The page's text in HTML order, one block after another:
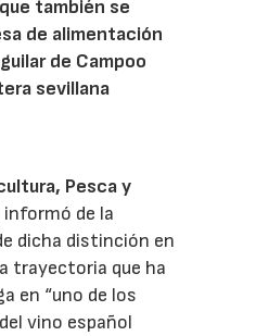
también se
de alimentación
de Campoo
sevillana
Pesca y
informó de la
dicha distinción en
trayectoria que ha
en “uno de los
vino español